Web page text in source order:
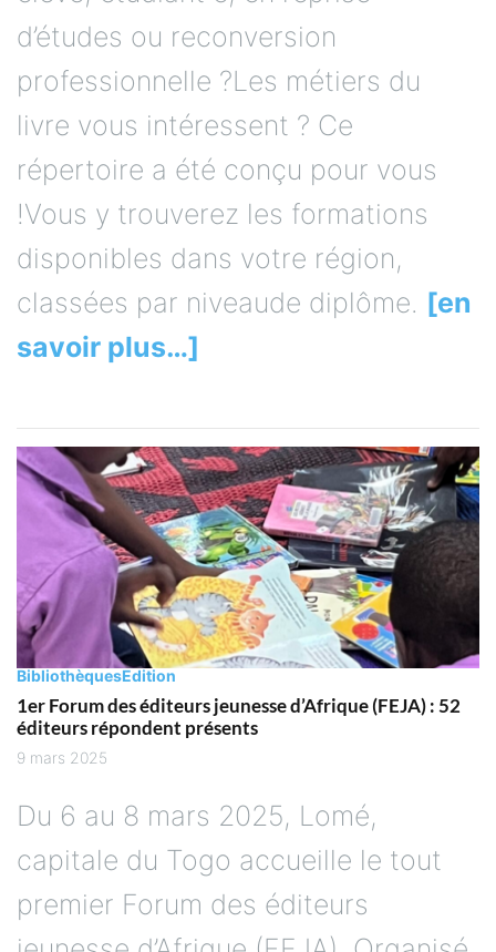
d’études ou reconversion
professionnelle ?Les métiers du
livre vous intéressent ? Ce
répertoire a été conçu pour vous
!Vous y trouverez les formations
disponibles dans votre région,
classées par niveaude diplôme.
savoir plus…]
Bibliothèques Edition
1er Forum des éditeurs jeunesse d’Afrique (FEJA) : 52
éditeurs répondent présents
9 mars 2025
capitale du Togo accueille le tout
premier Forum des éditeurs
jeunesse d’Afrique (FEJA). Organisé